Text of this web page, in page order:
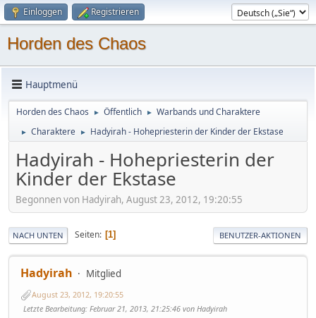
Einloggen Registrieren
Horden des Chaos
Hauptmenü
Horden des Chaos ► Öffentlich ► Warbands und Charaktere
► Charaktere ► Hadyirah - Hohepriesterin der Kinder der Ekstase
Hadyirah - Hohepriesterin der
Kinder der Ekstase
Begonnen von Hadyirah, August 23, 2012, 19:20:55
NACH UNTEN Seiten 1 BENUTZER-AKTIONEN
Hadyirah Mitglied
August 23, 2012, 19:20:55
Letzte Bearbeitung: Februar 21, 2013, 21:25:46 von Hadyirah